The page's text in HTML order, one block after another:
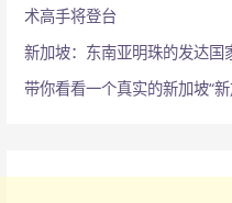
术高手将登台
新加坡：东南亚明珠的发达国
带你看看一个真实的新加坡“